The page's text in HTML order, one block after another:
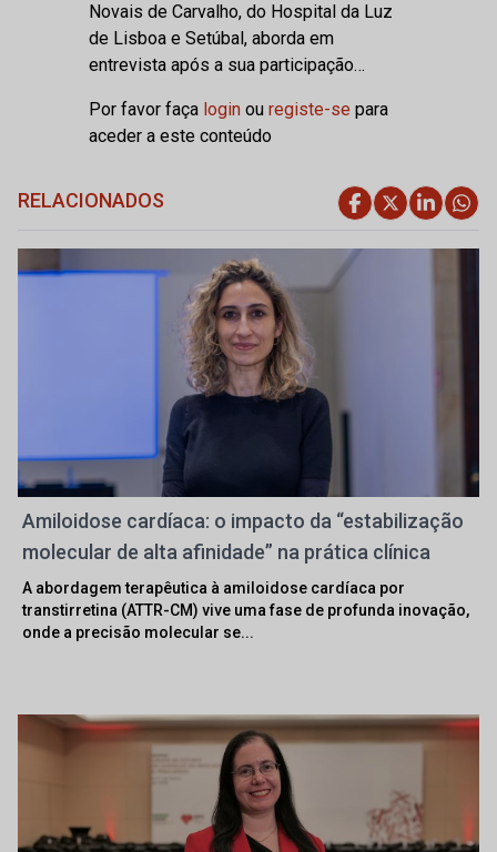
Novais de Carvalho, do Hospital da Luz
de Lisboa e Setúbal, aborda em
entrevista após a sua participação…
Por favor faça login ou registe-se para
aceder a este conteúdo
RELACIONADOS
Amiloidose cardíaca: o impacto da “estabilização
molecular de alta afinidade” na prática clínica
A abordagem terapêutica à amiloidose cardíaca por
transtirretina (ATTR-CM) vive uma fase de profunda inovação,
onde a precisão molecular se...